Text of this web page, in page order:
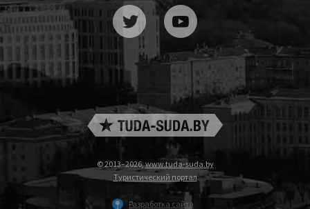
© 2013–2026,www.tuda-suda.by
Туристический портал
Разработка сайта